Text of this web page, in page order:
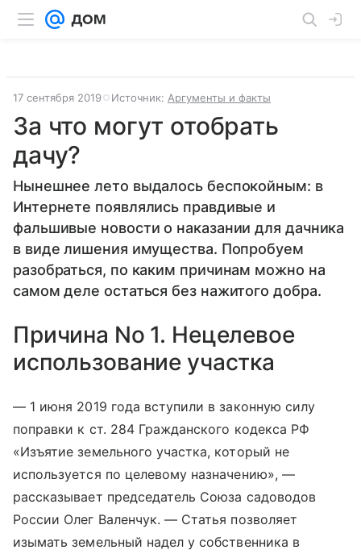
17 сентября 2019 Источник: Аргументы и факты
За что могут отобрать
дачу?
Нынешнее лето выдалось беспокойным: в
Интернете появлялись правдивые и
фальшивые новости о наказании для дачника
в виде лишения имущества. Попробуем
разобраться, по каким причинам можно на
самом деле остаться без нажитого добра.
Причина No 1. Нецелевое
использование участка
— 1 июня 2019 года вступили в законную силу
поправки к ст. 284 Гражданского кодекса РФ
«Изъятие земельного участка, который не
используется по целевому назначению», —
рассказывает председатель Союза садоводов
России Олег Валенчук. — Статья позволяет
изымать земельный надел у собственника в